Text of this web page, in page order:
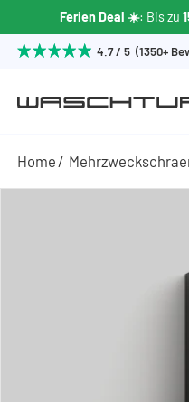
Ferien Deal ☀️: Bis zu
4.7 / 5 (1350+
Home